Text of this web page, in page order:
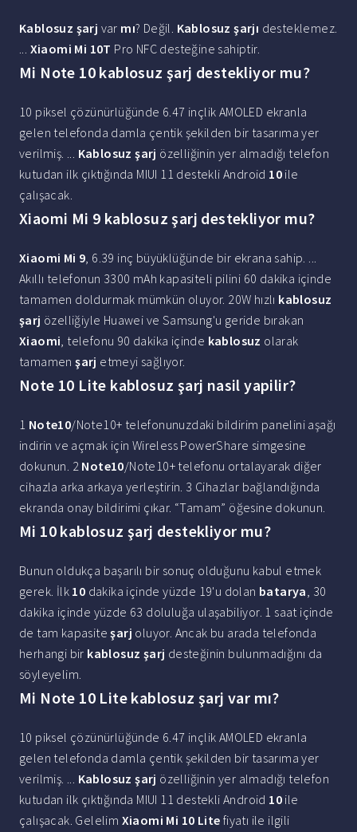
Kablosuz şarj var mı? Değil. Kablosuz şarjı desteklemez.
... Xiaomi Mi 10T Pro NFC desteğine sahiptir.
Mi Note 10 kablosuz şarj destekliyor mu?
10 piksel çözünürlüğünde 6.47 inçlik AMOLED ekranla
gelen telefonda damla çentik şekilden bir tasarıma yer
verilmiş. ... Kablosuz şarj özelliğinin yer almadığı telefon
kutudan ilk çıktığında MIUI 11 destekli Android 10 ile
çalışacak.
Xiaomi Mi 9 kablosuz şarj destekliyor mu?
Xiaomi Mi 9, 6.39 inç büyüklüğünde bir ekrana sahip. ...
Akıllı telefonun 3300 mAh kapasiteli pilini 60 dakika içinde
tamamen doldurmak mümkün oluyor. 20W hızlı kablosuz
şarj özelliğiyle Huawei ve Samsung'u geride bırakan
Xiaomi, telefonu 90 dakika içinde kablosuz olarak
tamamenşarj etmeyi sağlıyor.
Note 10 Lite kablosuz şarj nasil yapilir?
1 Note10/Note10+ telefonunuzdaki bildirim panelini aşağı
indirin ve açmak için Wireless PowerShare simgesine
dokunun. 2 Note10/Note10+ telefonu ortalayarak diğer
cihazla arka arkaya yerleştirin. 3 Cihazlar bağlandığında
ekranda onay bildirimi çıkar. “Tamam” öğesine dokunun.
Mi 10 kablosuz şarj destekliyor mu?
Bunun oldukça başarılı bir sonuç olduğunu kabul etmek
gerek. İlk 10 dakika içinde yüzde 19'u dolan batarya, 30
dakika içinde yüzde 63 doluluğa ulaşabiliyor. 1 saat içinde
de tam kapasiteşarj oluyor. Ancak bu arada telefonda
herhangi bir kablosuz şarj desteğinin bulunmadığını da
söyleyelim.
Mi Note 10 Lite kablosuz şarj var mı?
10 piksel çözünürlüğünde 6.47 inçlik AMOLED ekranla
gelen telefonda damla çentik şekilden bir tasarıma yer
verilmiş. ... Kablosuz şarj özelliğinin yer almadığı telefon
kutudan ilk çıktığında MIUI 11 destekli Android 10 ile
çalışacak. Gelelim Xiaomi Mi 10 Lite fiyatı ile ilgili